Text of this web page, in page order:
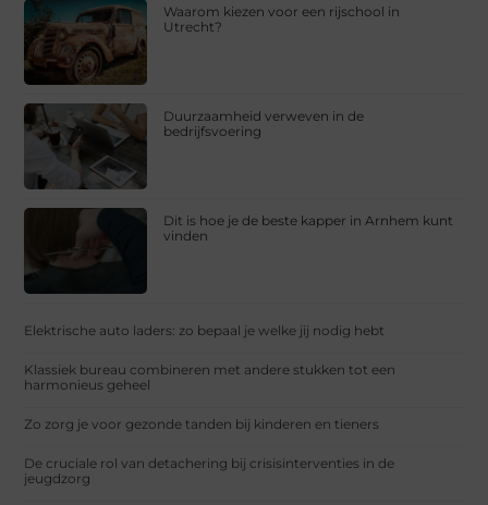
Waarom kiezen voor een rijschool in
Utrecht?
Duurzaamheid verweven in de
bedrijfsvoering
Dit is hoe je de beste kapper in Arnhem kunt
vinden
Elektrische auto laders: zo bepaal je welke jij nodig hebt
Klassiek bureau combineren met andere stukken tot een
harmonieus geheel
Zo zorg je voor gezonde tanden bij kinderen en tieners
De cruciale rol van detachering bij crisisinterventies in de
jeugdzorg